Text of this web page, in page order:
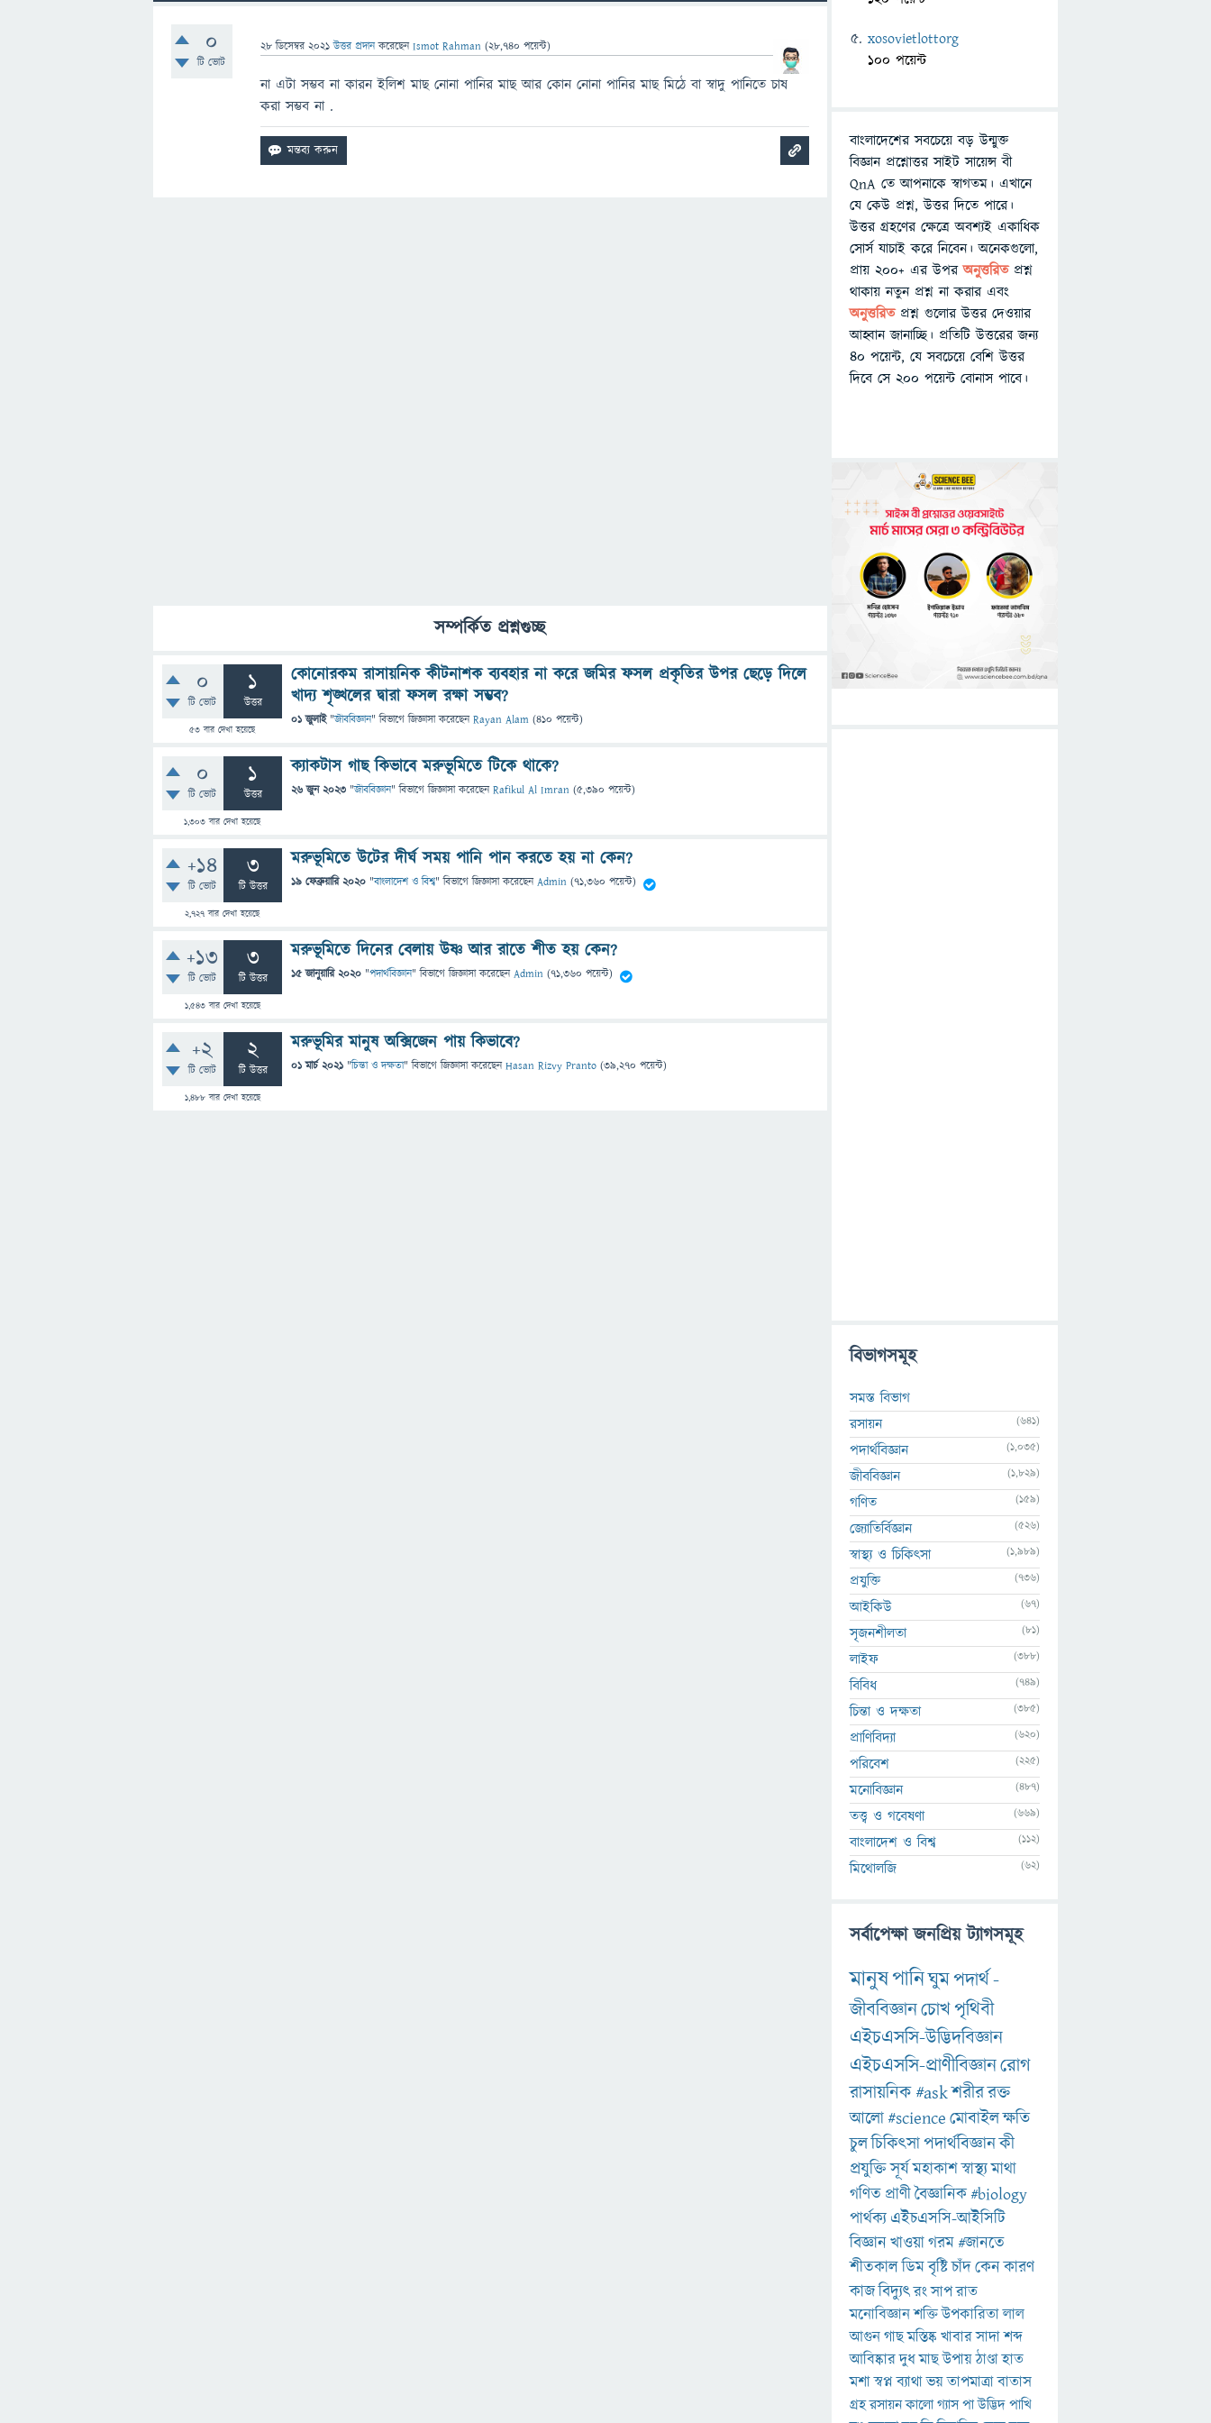
0
টি ভোট
28 ডিসেম্বর 2021 উত্তর প্রদান করেছেনIsmot Rahman (28,740 পয়েন্ট)
না এটা সম্ভব না কারন ইলিশ মাছ নোনা পানির মাছ আর কোন নোনা পানির মাছ মিঠে বা স্বাদু পানিতে চাষ
করা সম্ভব না .
সম্পর্কিত প্রশ্নগুচ্ছ
0
টি ভোট
1
উত্তর
53 বার দেখা হয়েছে
কোনোরকম রাসায়নিক কীটনাশক ব্যবহার না করে জমির ফসল প্রকৃতির উপর ছেড়ে দিলে
খাদ্য শৃঙ্খলের দ্বারা ফসল রক্ষা সম্ভব?
01 জুলাই "জীববিজ্ঞান" বিভাগে জিজ্ঞাসাকরেছেনRayan Alam (410 পয়েন্ট)
0
টি ভোট
1
উত্তর
1,303 বার দেখা হয়েছে
ক্যাকটাস গাছ কিভাবে মরুভূমিতে টিকে থাকে?
26 জুন 2023 "জীববিজ্ঞান" বিভাগে জিজ্ঞাসাকরেছেনRafikul Al Imran (5,390 পয়েন্ট)
+14
টি ভোট
3
টি উত্তর
2,727 বার দেখা হয়েছে
মরুভূমিতে উটের দীর্ঘ সময় পানি পান করতে হয় না কেন?
19 ফেব্রুয়ারি 2020 "বাংলাদেশ ও বিশ্ব" বিভাগে জিজ্ঞাসাকরেছেনAdmin (71,360 পয়েন্ট)
+13
টি ভোট
3
টি উত্তর
1,543বার দেখা হয়েছে
মরুভূমিতে দিনের বেলায় উষ্ণ আর রাতে শীত হয় কেন?
15 জানুয়ারি 2020 "পদার্থবিজ্ঞান" বিভাগে জিজ্ঞাসাকরেছেনAdmin (71,360 পয়েন্ট)
+2
টি ভোট
2
টি উত্তর
1,488বার দেখা হয়েছে
মরুভূমির মানুষ অক্সিজেন পায় কিভাবে?
01 মার্চ 2021 "চিন্তা ও দক্ষতা" বিভাগে জিজ্ঞাসাকরেছেনHasan Rizvy Pranto (39,270 পয়েন্ট)
xosovietlottorg
100 পয়েন্ট
বাংলাদেশের সবচেয়ে বড় উন্মুক্ত
বিজ্ঞান প্রশ্নোত্তর সাইট সায়েন্স বী
QnA তে আপনাকে স্বাগতম। এখানে
যে কেউ প্রশ্ন, উত্তর দিতে পারে।
উত্তর গ্রহণের ক্ষেত্রে অবশ্যই একাধিক
সোর্স যাচাই করে নিবেন। অনেকগুলো,
প্রায় ২০০+ এর উপরঅনুত্তরিতপ্রশ্ন
থাকায় নতুন প্রশ্ন না করার এবং
অনুত্তরিত প্রশ্ন গুলোর উত্তর দেওয়ার
আহ্বান জানাচ্ছি। প্রতিটি উত্তরের জন্য
৪০ পয়েন্ট, যে সবচেয়ে বেশি উত্তর
দিবে সে ২০০ পয়েন্ট বোনাস পাবে।
বিভাগসমূহ
সমস্ত বিভাগ
রসায়ন
(641)
পদার্থবিজ্ঞান (1,035)
জীববিজ্ঞান (1,829)
গণিত (159)
জ্যোতির্বিজ্ঞান (526)
স্বাস্থ্য ও চিকিৎসা (1,989)
প্রযুক্তি (736)
আইকিউ (67)
সৃজনশীলতা (81)
লাইফ (388)
বিবিধ (749)
চিন্তা ও দক্ষতা (385)
প্রাণিবিদ্যা (620)
পরিবেশ (225)
মনোবিজ্ঞান (487)
তত্ত্ব ও গবেষণা (669)
বাংলাদেশ ও বিশ্ব (112)
মিথোলজি (62)
সর্বাপেক্ষা জনপ্রিয় ট্যাগসমূহ
মানুষপানিঘুমপদার্থ-
জীববিজ্ঞানচোখপৃথিবী
এইচএসসি-উদ্ভিদবিজ্ঞান
এইচএসসি-প্রাণীবিজ্ঞানরোগ
রাসায়নিক#askশরীররক্ত
আলো#scienceমোবাইলক্ষতি
চুলচিকিৎসাপদার্থবিজ্ঞানকী
প্রযুক্তিসূর্যমহাকাশস্বাস্থ্যমাথা
গণিত প্রাণীবৈজ্ঞানিক#biology
পার্থক্য এইচএসসি-আইসিটি
বিজ্ঞানখাওয়াগরম#জানতে
শীতকালডিমবৃষ্টিচাঁদকেনকারণ
কাজবিদ্যুৎরংসাপরাত
মনোবিজ্ঞানশক্তিউপকারিতালাল
আগুনগাছমস্তিষ্কখাবারসাদাশব্দ
আবিষ্কারদুধমাছউপায়ঠাণ্ডাহাত
মশাস্বপ্নব্যাথাভয়তাপমাত্রাবাতাস
গ্রহরসায়নকালোগ্যাসপাউদ্ভিদপাখি